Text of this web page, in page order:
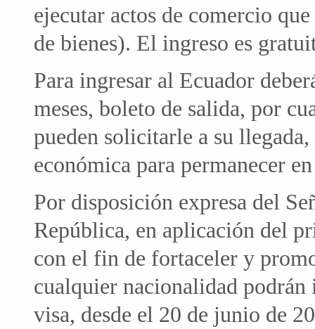
ejecutar actos de comercio
de bienes). El ingreso es
Para ingresar al Ecuador
meses, boleto de salida, por
pueden solicitarle a su
económica para permanecer
Por disposición expresa del
República, en aplicación del
con el fin de fortaceler y
cualquier nacionalidad podrán
visa, desde el 20 de junio de